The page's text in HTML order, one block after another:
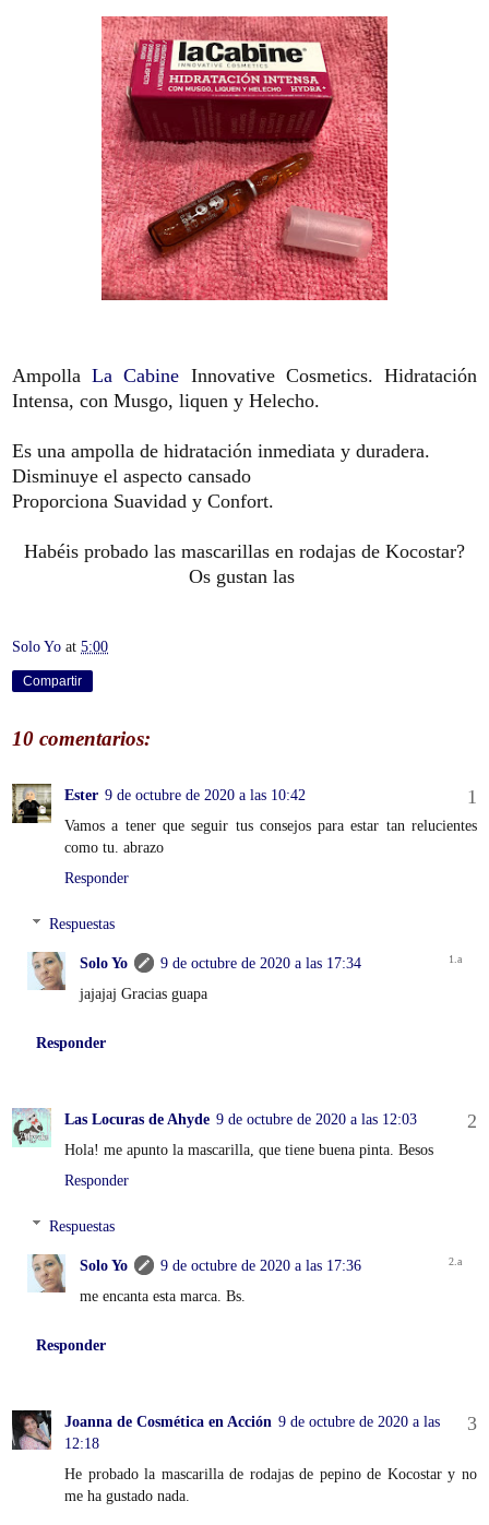
Ampolla La Cabine Innovative Cosmetics. Hidratación
Intensa, con Musgo, liquen y Helecho.
Es una ampolla de hidratación inmediata y duradera.
Disminuye el aspecto cansado
Proporciona Suavidad y Confort.
Habéis probado las mascarillas en rodajas de Kocostar?
Os gustan las
Solo Yo at 5:00
Compartir
10 comentarios:
Ester 9 de octubre de 2020 a las 10:42
Vamos a tener que seguir tus consejos para estar tan relucientes
como tu. abrazo
Responder
Respuestas
Solo Yo
9 de octubre de 2020 a las 17:34
jajajaj Gracias guapa
Responder
Las Locuras de Ahyde 9 de octubre de 2020 a las 12:03
Hola! me apunto la mascarilla, que tiene buena pinta. Besos
Responder
Respuestas
Solo Yo
9 de octubre de 2020 a las 17:36
me encanta esta marca. Bs.
Responder
Joanna de Cosmética en Acción 9 de octubre de 2020 a las
12:18
He probado la mascarilla de rodajas de pepino de Kocostar y no
me ha gustado nada.